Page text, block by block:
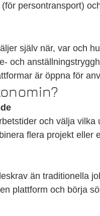
(för persontransport)
själv när, var och
och
är öppna för
och välja vilka
flera projekt eller
än traditionella
plattform och börja